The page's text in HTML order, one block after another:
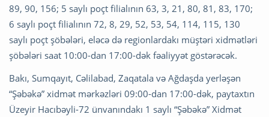
89, 90, 156; 5 saylı poçt filialının 63, 3, 21, 80, 81, 83, 170;
6 saylı poçt filialının 72, 8, 29, 52, 53, 54, 114, 115, 130
saylı poçt şöbələri, eləcə də regionlardakı müştəri xidmətləri
şöbələri saat 10:00-dan 17:00-dək fəaliyyət göstərəcək.
Bakı, Sumqayıt, Cəlilabad, Zaqatala və Ağdaşda yerləşən
“Şəbəkə” xidmət mərkəzləri 09:00-dan 17:00-dək, paytaxtın
Üzeyir Hacıbəyli-72 ünvanındakı 1 saylı “Şəbəkə” Xidmət